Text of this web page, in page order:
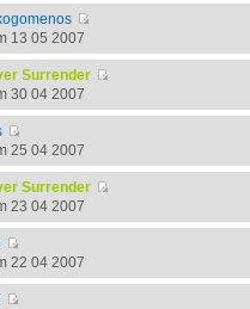
13 05 2007
Surrender
30 04 2007
25 04 2007
Surrender
23 04 2007
22 04 2007